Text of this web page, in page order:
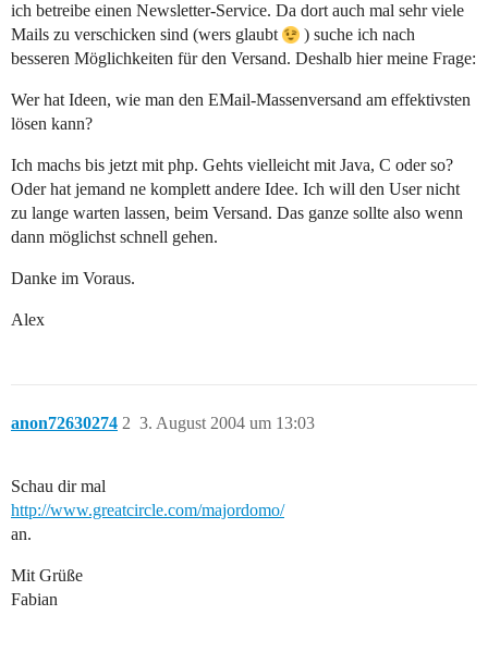
ich betreibe einen Newsletter-Service. Da dort auch mal sehr viele
Mails zu verschicken sind (wers glaubt
) suche ich nach
besseren Möglichkeiten für den Versand. Deshalb hier meine Frage:
Wer hat Ideen, wie man den EMail-Massenversand am effektivsten
lösen kann?
Ich machs bis jetzt mit php. Gehts vielleicht mit Java, C oder so?
Oder hat jemand ne komplett andere Idee. Ich will den User nicht
zu lange warten lassen, beim Versand. Das ganze sollte also wenn
dann möglichst schnell gehen.
Danke im Voraus.
Alex
anon72630274 3. August 2004 um 13:03
2
Schau dir mal
http://www.greatcircle.com/majordomo/
an.
Mit Grüße
Fabian